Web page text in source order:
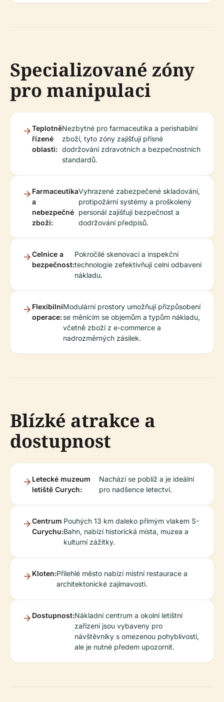
Specializované zóny
pro manipulaci
Teplotně
řízené
oblasti:
Nezbytné pro farmaceutika a perishabilní
zboží, tyto zóny zajišťují přísné
dodržování zdravotních a bezpečnostních
standardů.
Farmaceutika
a
nebezpečné
zboží:
Vyhrazené zabezpečené skladování,
protipožární systémy a proškolený
personál zajišťují bezpečnost a
dodržování předpisů.
Celnice a
bezpečnost:
Pokročilé skenovací a inspekční
technologie zefektivňují celní odbavení
nákladu.
Flexibilní
operace:
Modulární prostory umožňují přizpůsobení
se měnícím se objemům a typům nákladu,
včetně zboží z e-commerce a
nadrozměrných zásilek.
Blízké atrakce a
dostupnost
Letecké muzeum
letiště Curych:
Nachází se poblíž a je ideální
pro nadšence letectví.
Centrum
Curychu:
Pouhých 13 km daleko přímým vlakem S-
Bahn, nabízí historická místa, muzea a
kulturní zážitky.
Kloten:Přilehlé město nabízí místní restaurace a
architektonické zajímavosti.
Dostupnost:Nákladní centrum a okolní letištní
zařízení jsou vybaveny pro
návštěvníky s omezenou pohyblivostí,
ale je nutné předem upozornit.